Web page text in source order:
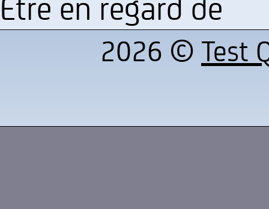
2026 © Test